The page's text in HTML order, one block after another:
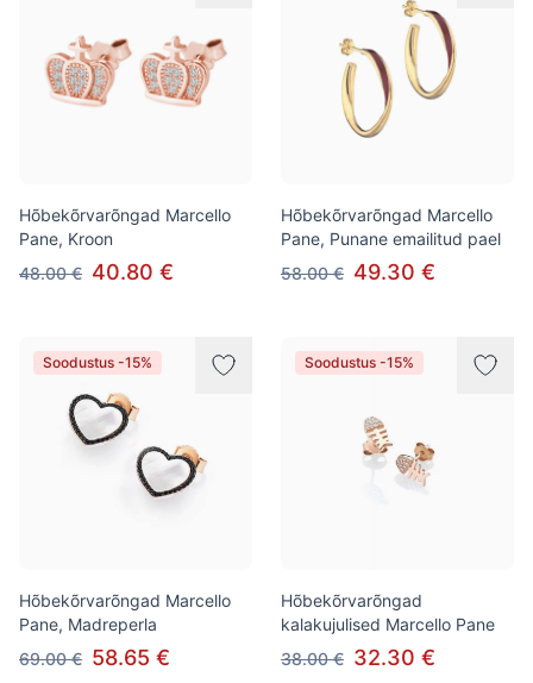
Hõbekõrvarõngad Marcello
Pane, Kroon
48.00 € 40.80 €
Hõbekõrvarõngad Marcello
Pane, Punane emailitud pael
58.00 € 49.30 €
Soodustus -15%
Hõbekõrvarõngad Marcello
Pane, Madreperla
69.00 € 58.65 €
Soodustus -15%
Hõbekõrvarõngad
kalakujulised Marcello Pane
38.00 € 32.30 €